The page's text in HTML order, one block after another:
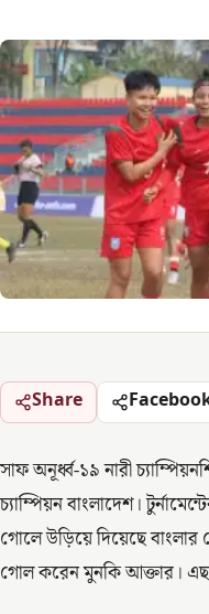
Share
সাফ অনূর্ধ্ব-১৯ নারী
চ্যাম্পিয়ন বাংলাদেশ।
গোলে উড়িয়ে দিয়েছে বাংলার
গোল করেন মুনকি আক্তার।